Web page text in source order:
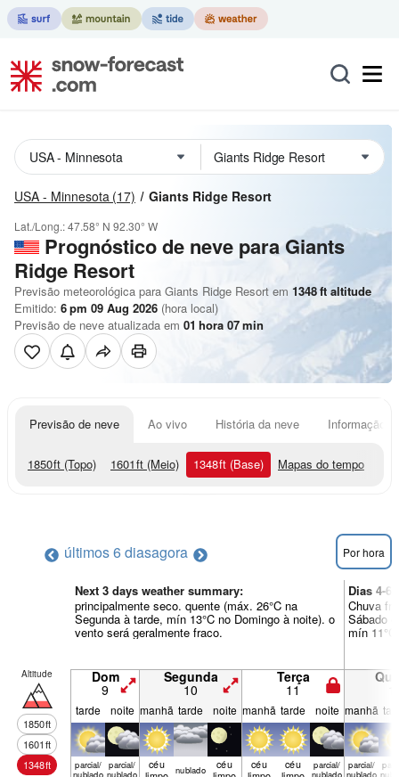
USA - Minnesota (17) Giants Ridge Resort
Lat./Long.:47.58° N 92.30° W
Prognóstico de neve para Giants
Ridge Resort
Previsão meteorológica para Giants Ridge Resort em 1348ftaltitude
Emitido: 6 pm 09 Aug 2026 (hora local)
Previsão de neve atualizada em 01 hora 07min
Previsão de neve Ao vivo História da neve Informação
1850ft (Topo) 1601ft (Meio) 1348ft (Base) Mapas do tempo
últimos 6 diasagora Por hora
Next 3 days weather summary:
principalmente seco. quente (máx. 26°C na
Segunda à tarde, mín 13°C no Domingo à noite). o
vento será geralmente fraco.
Dias 4-6
Chuva
Sábado
mín
Altitude
1850ft
1601ft
1348ft
Dom
9
Segunda
10
Terça
11
tarde noite manhã tarde noite manhã tarde noite manhã
parcial/
nublado
parcial/
nublado
céu nubl­ado céu céu céu parcial/
nublado
parcial/
nublado